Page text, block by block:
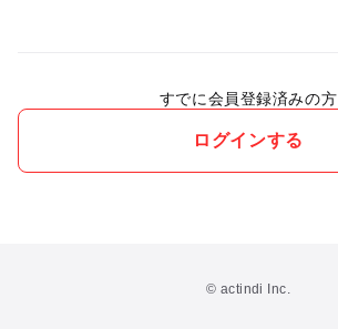
すでに会員登録済みの方
ログインする
© actindi Inc.